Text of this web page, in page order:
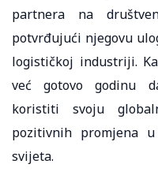
partnera na
potvrđujući njegovu
logističkoj industriji.
već gotovo godinu
koristiti svoju
pozitivnih promjena
svijeta.